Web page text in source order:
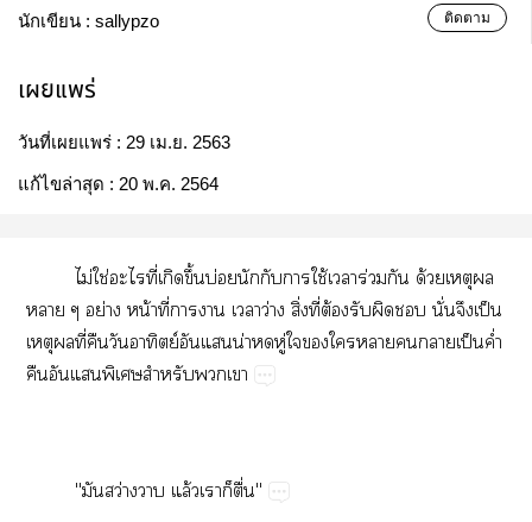
นักเขียน : sallypzo ติดตาม
เผยแพร่
วันที่เผยแพร่ : 29 เม.ย. 2563
แก้ไขล่าสุด : 20 พ.ค. 2564
ไม่​ใช่​​ี่​​ึ้​บ่​​​​ใช้​​ร่​​ด้​​​
​ย่​น้​ี่​​​​ว่​ิ่​ี่​ต้​​​​ั่​​ป็​
​​ี่​​​ย์​​​น่​​ู่​​​​​​​ป็​ค่ำ​
​​​​​​
"​ว่​​ล้​​​ื่"